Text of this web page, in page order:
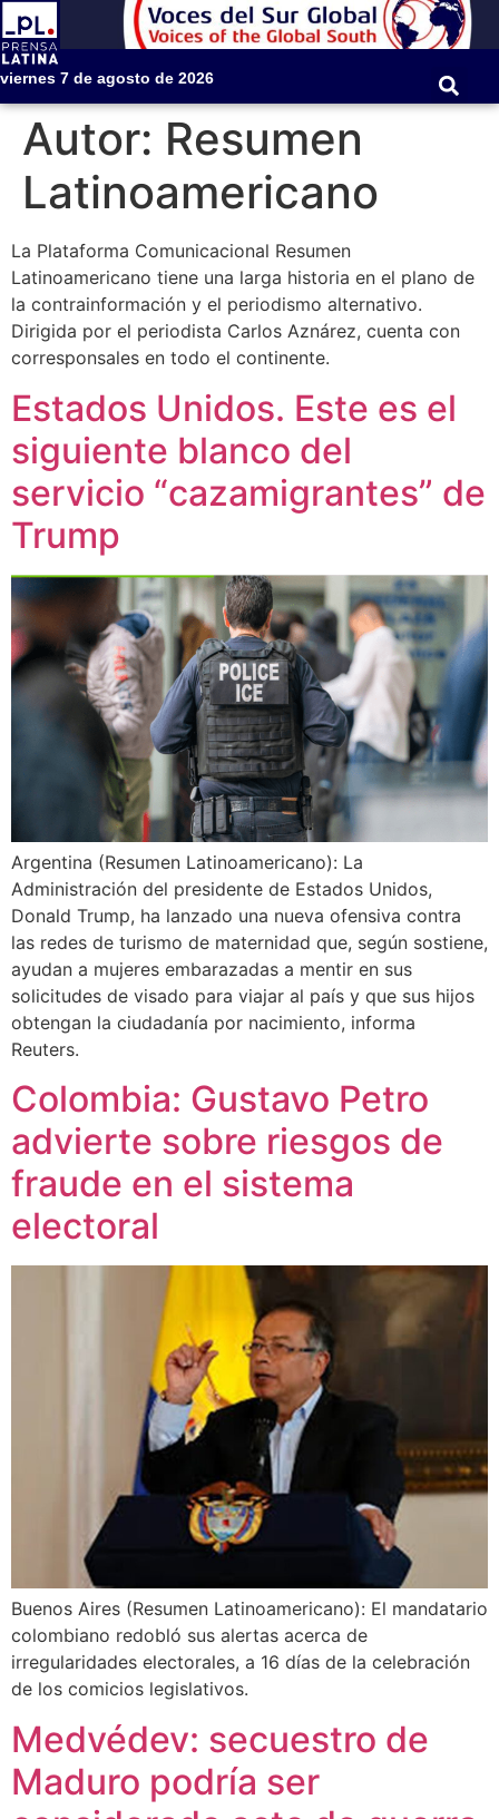
viernes 7 de agosto de 2026
Autor: Resumen
Latinoamericano
La Plataforma Comunicacional Resumen
Latinoamericano tiene una larga historia en el plano de
la contrainformación y el periodismo alternativo.
Dirigida por el periodista Carlos Aznárez, cuenta con
corresponsales en todo el continente.
Estados Unidos. Este es el
siguiente blanco del
servicio “cazamigrantes” de
Trump
Argentina (Resumen Latinoamericano): La
Administración del presidente de Estados Unidos,
Donald Trump, ha lanzado una nueva ofensiva contra
las redes de turismo de maternidad que, según sostiene,
ayudan a mujeres embarazadas a mentir en sus
solicitudes de visado para viajar al país y que sus hijos
obtengan la ciudadanía por nacimiento, informa
Reuters.
Colombia: Gustavo Petro
advierte sobre riesgos de
fraude en el sistema
electoral
Buenos Aires (Resumen Latinoamericano): El mandatario
colombiano redobló sus alertas acerca de
irregularidades electorales, a 16 días de la celebración
de los comicios legislativos.
Medvédev: secuestro de
Maduro podría ser